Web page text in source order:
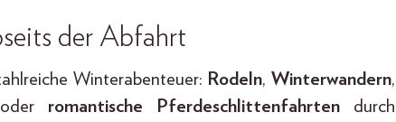
der Abfahrt
Winterabenteuer: Rodeln,Winterwandern,
romantische Pferdeschlittenfahrtendurch